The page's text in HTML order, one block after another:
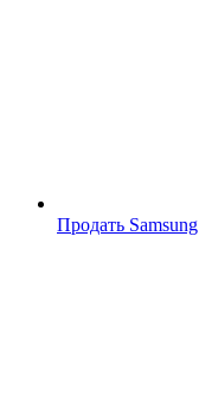
Продать Samsung